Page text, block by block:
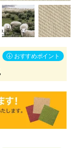
おすすめポイント